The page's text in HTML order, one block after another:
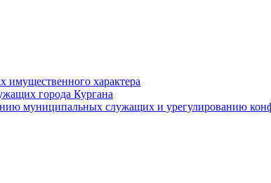
имущественного характера
города Кургана
муниципальных служащих и урегулированию